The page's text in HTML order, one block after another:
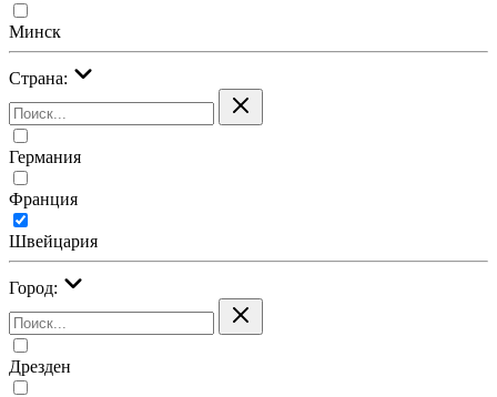
Минск
Страна:
Германия
Франция
Швейцария
Город:
Дрезден